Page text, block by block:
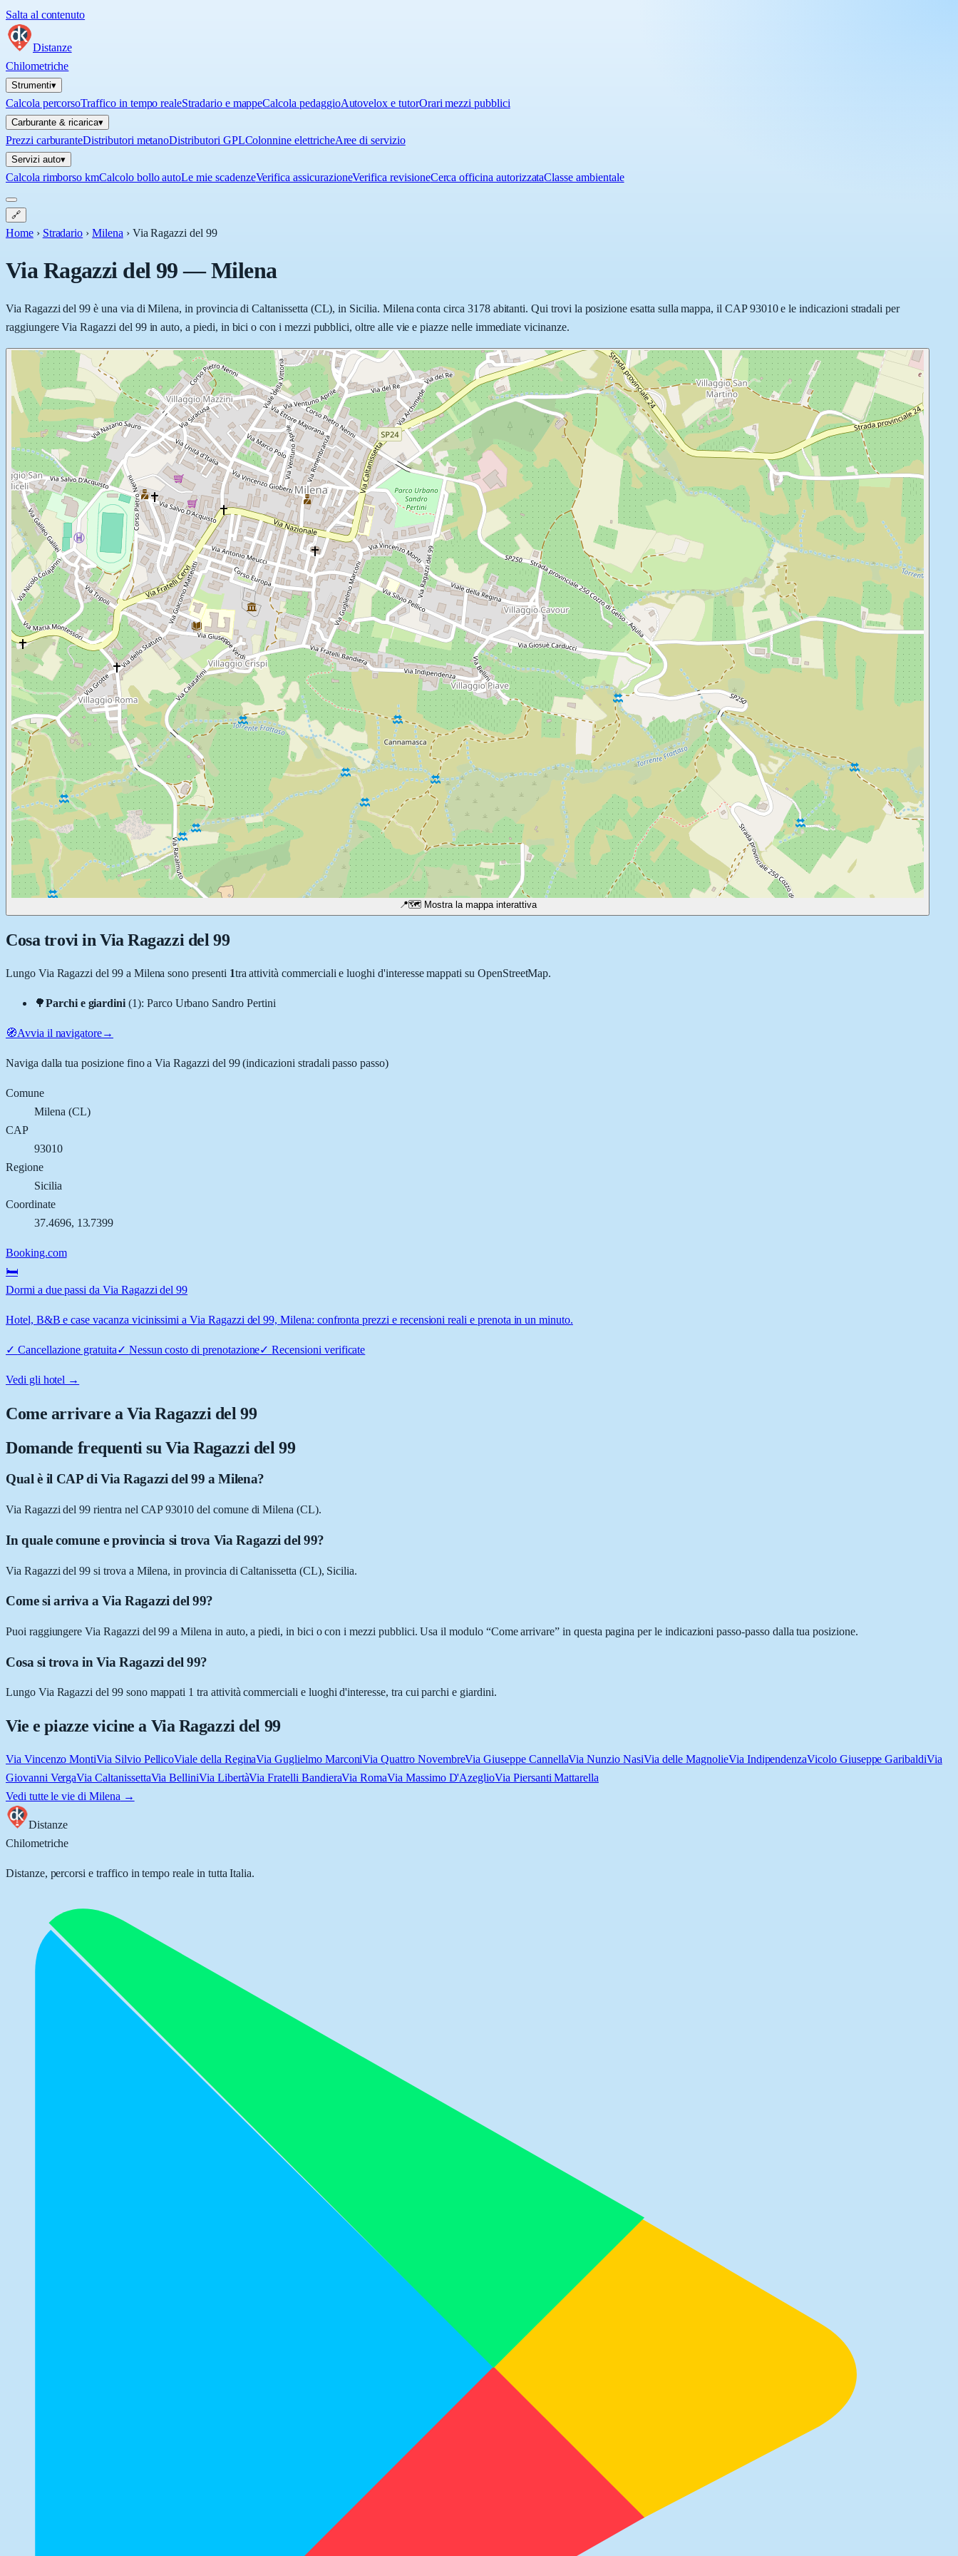
Salta al contenuto
Distanze
Chilometriche
Strumenti▾
Calcola percorsoTraffico in tempo realeStradario e mappeCalcola pedaggioAutovelox e tutorOrari mezzi pubblici
Carburante & ricarica▾
Prezzi carburanteDistributori metanoDistributori GPLColonnine elettricheAree di servizio
Servizi auto▾
Calcola rimborso kmCalcolo bollo autoLe mie scadenzeVerifica assicurazioneVerifica revisioneCerca officina autorizzataClasse ambientale
🔗
Home › Stradario › Milena › Via Ragazzi del 99
Via Ragazzi del 99—Milena
Via Ragazzi del 99 è una via di Milena, in provincia di Caltanissetta (CL), in Sicilia. Milena conta circa 3178 abitanti. Qui trovi la posizione esatta sulla mappa, il CAP 93010 e le indicazioni stradali per
raggiungere Via Ragazzi del 99 in auto, a piedi, in bici o con i mezzi pubblici, oltre alle vie e piazze nelle immediate vicinanze.
📍🗺️ Mostra la mappa interattiva
Cosa trovi in Via Ragazzi del 99
Lungo Via Ragazzi del 99a Milena sono presenti 1tra attività commerciali e luoghi d'interesse mappati su OpenStreetMap.
🌳Parchi e giardini (1): Parco Urbano Sandro Pertini
🧭Avvia il navigatore→
Naviga dalla tua posizione fino aVia Ragazzi del 99(indicazioni stradali passo passo)
Comune
Milena (CL)
CAP
93010
Regione
Sicilia
Coordinate
37.4696, 13.7399
Booking.com
🛏️
Dormi a due passi da Via Ragazzi del 99
Hotel, B&B e case vacanza vicinissimi a Via Ragazzi del 99, Milena: confronta prezzi e recensioni reali e prenota in un minuto.
✓ Cancellazione gratuita✓ Nessun costo di prenotazione✓Recensioni verificate
Vedi gli hotel →
Come arrivare aVia Ragazzi del 99
Domande frequenti su Via Ragazzi del 99
Qual è il CAP di Via Ragazzi del 99 a Milena?
Via Ragazzi del 99 rientra nel CAP 93010 del comune di Milena (CL).
In quale comune e provincia si trova Via Ragazzi del 99?
Via Ragazzi del 99 si trova a Milena, in provincia di Caltanissetta (CL), Sicilia.
Come si arriva a Via Ragazzi del 99?
Puoi raggiungere Via Ragazzi del 99 a Milena in auto, a piedi, in bici o con i mezzi pubblici. Usa il modulo “Come arrivare” in questa pagina per le indicazioni passo-passo dalla tua posizione.
Cosa si trova in Via Ragazzi del 99?
Lungo Via Ragazzi del 99 sono mappati 1 tra attività commerciali e luoghi d'interesse, tra cui parchi e giardini.
Vie e piazze vicine a Via Ragazzi del 99
Via Vincenzo MontiVia Silvio PellicoViale della ReginaVia Guglielmo MarconiVia Quattro NovembreVia Giuseppe CannellaVia Nunzio NasiVia delle MagnolieVia IndipendenzaVicolo Giuseppe GaribaldiVia
Giovanni VergaVia CaltanissettaVia BelliniVia LibertàVia Fratelli BandieraVia RomaVia Massimo D'AzeglioVia Piersanti Mattarella
Vedi tutte le vie di Milena →
Distanze
Chilometriche
Distanze, percorsi e traffico in tempo reale in tutta Italia.